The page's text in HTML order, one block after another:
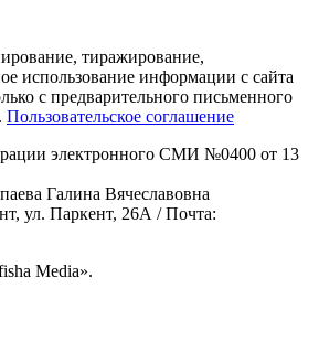
тиражирование,
использование информации с сайта
с предварительного письменного
Пользовательское соглашение
электронного СМИ №0400 от 13
Галина Вячеславовна
ул. Паркент, 26А / Почта:
Media».